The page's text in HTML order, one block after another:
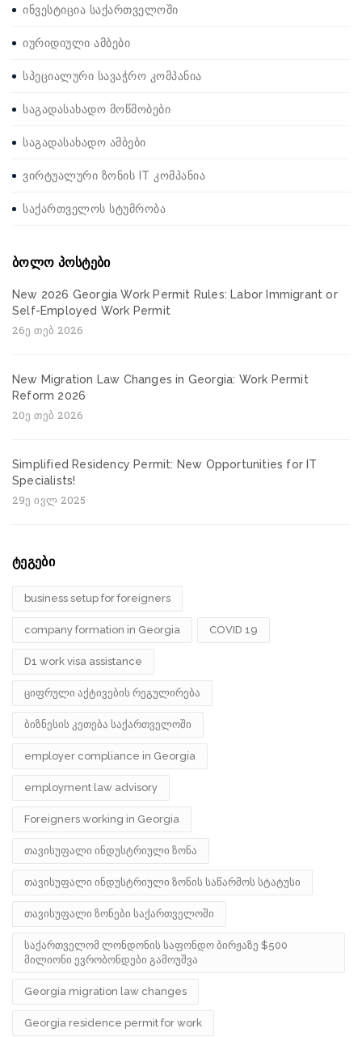
ინვესტიცია საქართველოში
იურიდიული ამბები
სპეციალური სავაჭრო კომპანია
საგადასახადო მოწმობები
საგადასახადო ამბები
ვირტუალური ზონის IT კომპანია
საქართველოს სტუმრობა
ბოლო პოსტები
New 2026 Georgia Work Permit Rules: Labor Immigrant or
Self-Employed Work Permit
26ე თებ 2026
New Migration Law Changes in Georgia: Work Permit
Reform 2026
20ე თებ 2026
Simplified Residency Permit: New Opportunities for IT
Specialists!
29ე ივლ 2025
ტეგები
business setup for foreigners
company formation in Georgia COVID 19
D1 work visa assistance
ციფრული აქტივების რეგულირება
ბიზნესის კეთება საქართველოში
employer compliance in Georgia
employment law advisory
Foreigners working in Georgia
თავისუფალი ინდუსტრიული ზონა
თავისუფალი ინდუსტრიული ზონის საწარმოს სტატუსი
თავისუფალი ზონები საქართველოში
საქართველომ ლონდონის საფონდო ბირჟაზე $500
მილიონი ევრობონდები გამოუშვა
Georgia migration law changes
Georgia residence permit for work